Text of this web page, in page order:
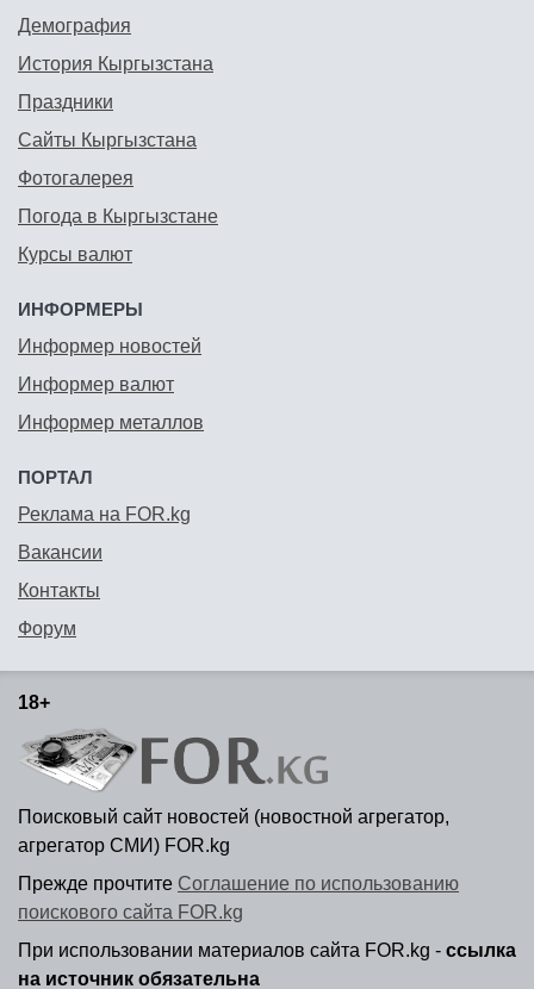
Демография
История Кыргызстана
Праздники
Сайты Кыргызстана
Фотогалерея
Погода в Кыргызстане
Курсы валют
ИНФОРМЕРЫ
Информер новостей
Информер валют
Информер металлов
ПОРТАЛ
Реклама на FOR.kg
Вакансии
Контакты
Форум
18+
Поисковый сайт новостей (новостной агрегатор,
агрегатор СМИ) FOR.kg
Прежде прочтите Соглашение по использованию
поискового сайта FOR.kg
При использовании материалов сайта FOR.kg - ссылка
на источник обязательна